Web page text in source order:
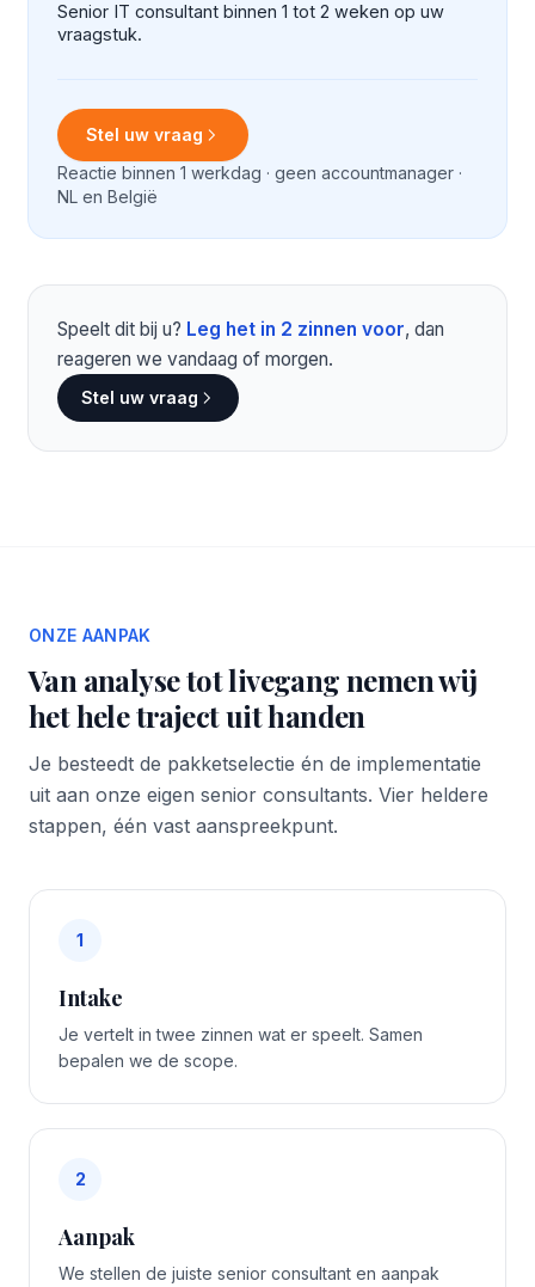
Senior IT consultant binnen 1 tot 2 weken op uw
vraagstuk.
Stel uw vraag
Reactie binnen 1 werkdag · geen accountmanager ·
NL en België
Speelt dit bij u? Leg het in 2 zinnen voor, dan
reageren we vandaag of morgen.
Stel uw vraag
ONZE AANPAK
Van analyse tot livegang nemen wij
het hele traject uit handen
Je besteedt de pakketselectie én de implementatie
uit aan onze eigen senior consultants. Vier heldere
stappen, één vast aanspreekpunt.
1
Intake
Je vertelt in twee zinnen wat er speelt. Samen
bepalen we de scope.
2
Aanpak
We stellen de juiste senior consultant en aanpak